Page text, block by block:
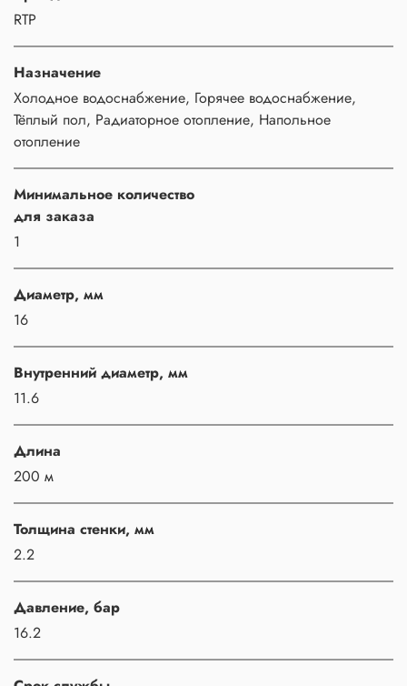
RTP
Назначение
Холодное водоснабжение, Горячее водоснабжение,
Тёплый пол, Радиаторное отопление, Напольное
отопление
Минимальное количество
для заказа
1
Диаметр, мм
16
Внутренний диаметр, мм
11.6
Длина
200 м
Толщина стенки, мм
2.2
Давление, бар
16.2